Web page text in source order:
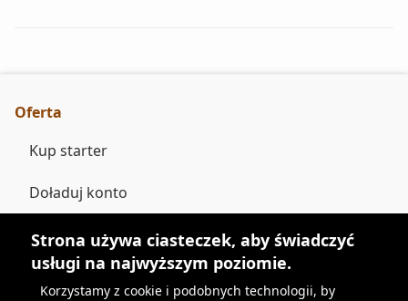
Oferta
Kup starter
Doładuj konto
Pakiety
Cennik
Strona używa ciasteczek, aby świadczyć
usługi na najwyższym poziomie.
Korzystamy z cookie i podobnych technologii, by